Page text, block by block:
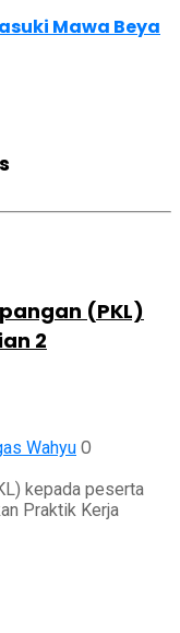
Mawa Beya
(PKL)
2
Wahyu 0
kepada peserta
Praktik Kerja